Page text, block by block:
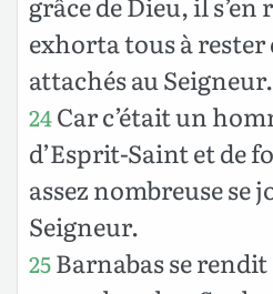
exhorta tous à
attachés au Seigneur.
24Car c’était un
d’Esprit-Saint et de
assez nombreuse se
Seigneur.
25Barnabas se